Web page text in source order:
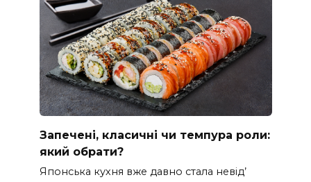
Запечені, класичні чи темпура роли:
який обрати?
Японська кухня вже давно стала невід’